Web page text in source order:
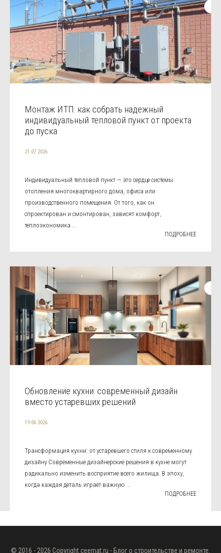
Монтаж ИТП: как собрать надежный
индивидуальный тепловой пункт от проекта
до пуска
21.07.2026
Индивидуальный тепловой пункт — это сердце системы
отопления многоквартирного дома, офиса или
производственного помещения. От того, как он
спроектирован и смонтирован, зависят комфорт,
теплоэкономика ...
ПОДРОБНЕЕ
Обновление кухни: современный дизайн
вместо устаревших решений
19.06.2026
Трансформация кухни: от устаревшего стиля к современному
дизайну Современные дизайнерские решения в кухне могут
радикально изменить восприятие всего жилища. В эпоху,
когда каждая деталь играет важную ...
ПОДРОБНЕЕ
© 2016 - 2026 Copyright ceemat.ru - Блог о строительстве и ремонте.